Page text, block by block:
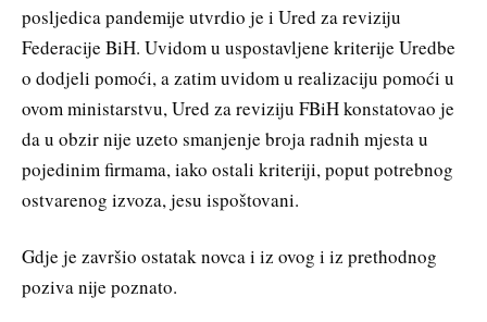
posljedica pandemije utvrdio je i Ured za reviziju
Federacije BiH. Uvidom u uspostavljene kriterije Uredbe
o dodjeli pomoći, a zatim uvidom u realizaciju pomoći u
ovom ministarstvu, Ured za reviziju FBiH konstatovao je
da u obzir nije uzeto smanjenje broja radnih mjesta u
pojedinim firmama, iako ostali kriteriji, poput potrebnog
ostvarenog izvoza, jesu ispoštovani.
Gdje je završio ostatak novca i iz ovog i iz prethodnog
poziva nije poznato.